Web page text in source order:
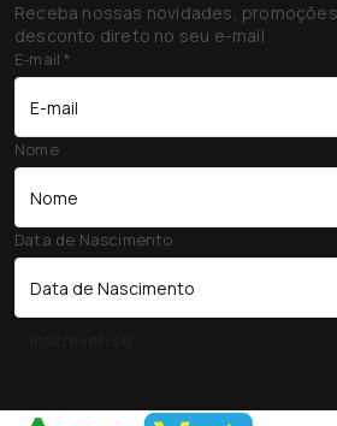
Receba nossas novidades,
desconto direto no seu e-mail
E-mail*
Nome
Data de Nascimento